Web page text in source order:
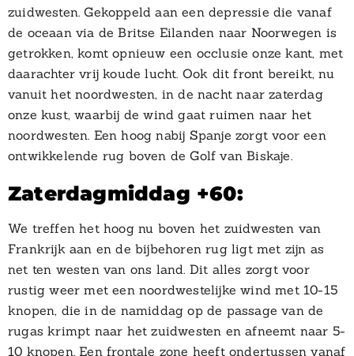
zuidwesten. Gekoppeld aan een depressie die vanaf
de oceaan via de Britse Eilanden naar Noorwegen is
getrokken, komt opnieuw een occlusie onze kant, met
daarachter vrij koude lucht. Ook dit front bereikt, nu
vanuit het noordwesten, in de nacht naar zaterdag
onze kust, waarbij de wind gaat ruimen naar het
noordwesten. Een hoog nabij Spanje zorgt voor een
ontwikkelende rug boven de Golf van Biskaje.
Zaterdagmiddag +60:
We treffen het hoog nu boven het zuidwesten van
Frankrijk aan en de bijbehoren rug ligt met zijn as
net ten westen van ons land. Dit alles zorgt voor
rustig weer met een noordwestelijke wind met 10-15
knopen, die in de namiddag op de passage van de
rugas krimpt naar het zuidwesten en afneemt naar 5-
10 knopen. Een frontale zone heeft ondertussen vanaf